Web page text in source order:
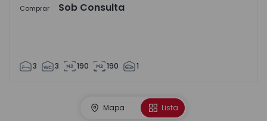
Comprar Sob Consulta
3 3 190 190 1
Mapa Lista